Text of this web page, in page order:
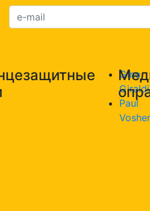
Gino
Giraldi
Paul